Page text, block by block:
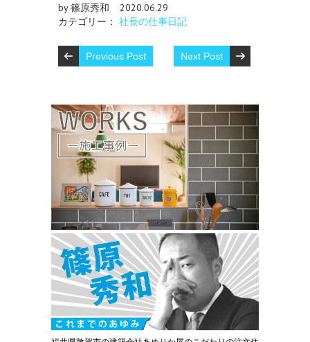
by 篠原秀和
2020.06.29
カテゴリー： 社長の仕事日記
Previous Post Next Post